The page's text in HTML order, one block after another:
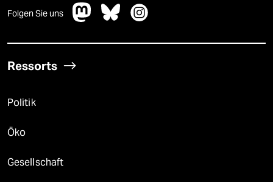
Folgen Sie uns
Ressorts
Politik
Öko
Gesellschaft